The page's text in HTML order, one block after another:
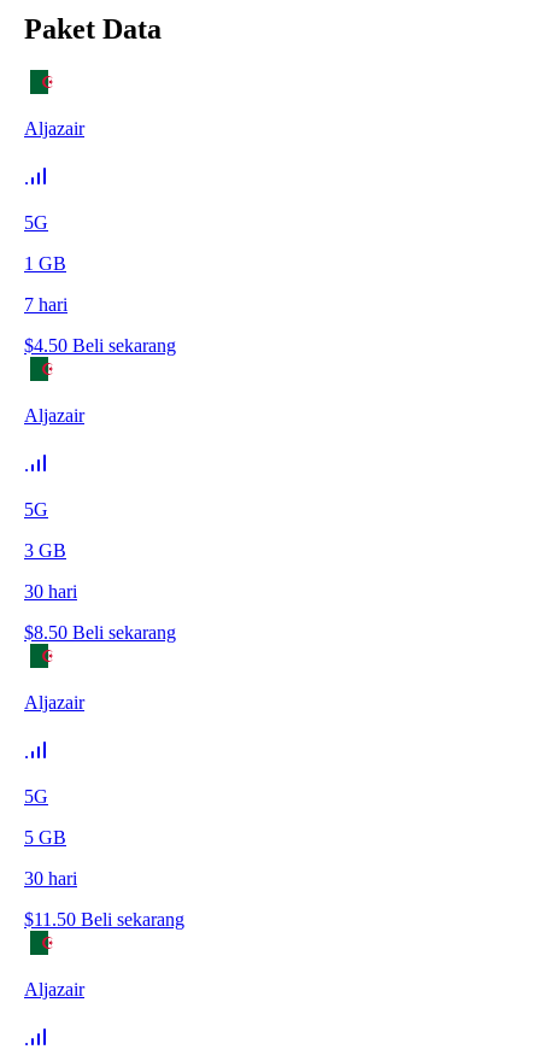
Paket Data
Aljazair
5G
1 GB
7 hari
$4.50 Beli sekarang
Aljazair
5G
3 GB
30 hari
$8.50 Beli sekarang
Aljazair
5G
5 GB
30 hari
$11.50 Beli sekarang
Aljazair